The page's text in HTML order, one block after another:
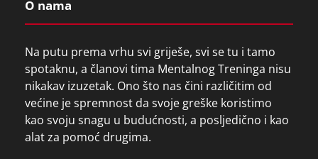
O nama
Na putu prema vrhu svi griješe, svi se tu i tamo
spotaknu, a članovi tima Mentalnog Treninga nisu
nikakav izuzetak. Ono što nas čini različitim od
većine je spremnost da svoje greške koristimo
kao svoju snagu u budućnosti, a posljedično i kao
alat za pomoć drugima.